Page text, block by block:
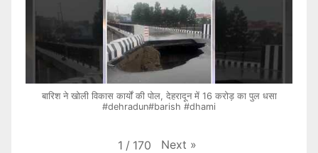
बारिश ने खोली विकास कार्यों की पोल, देहरादून में 16 करोड़ का पुल धसा
#dehradun#barish #dhami
1 / 170 Next »